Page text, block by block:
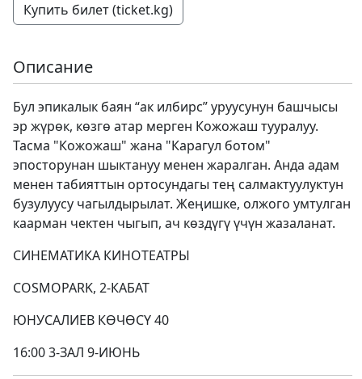
Купить билет (ticket.kg)
Описание
Бул эпикалык баян “ак илбирс” уруусунун башчысы
эр жүрөк, көзгө атар мерген Кожожаш тууралуу.
Тасма "Кожожаш" жана "Карагул ботом"
эпосторунан шыктануу менен жаралган. Анда адам
менен табияттын ортосундагы тең салмактуулуктун
бузулуусу чагылдырылат. Жеңишке, олжого умтулган
каарман чектен чыгып, ач көздүгү үчүн жазаланат.
СИНЕМАТИКА КИНОТЕАТРЫ
COSMOPARK, 2-КАБАТ
ЮНУСАЛИЕВ КӨЧӨСҮ 40
16:00 3-ЗАЛ 9-ИЮНЬ